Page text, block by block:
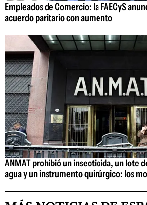
Empleados de Comercio: la FAECyS
acuerdo paritario con aumento
ANMAT prohibió un insecticida, un lote
agua y un instrumento quirúrgico: los